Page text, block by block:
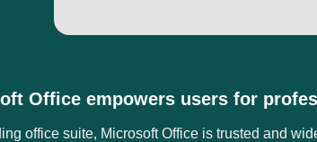
Office empowers users for
office suite, Microsoft Office is trusted and